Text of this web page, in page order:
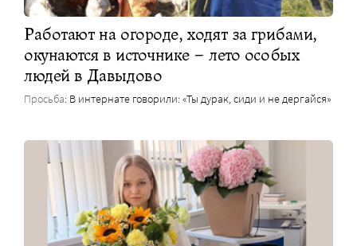
Работают на огороде, ходят за грибами,
окунаются в источнике – лето особых
людей в Давыдово
Просьба: В интернате говорили: «Ты дурак, сиди и не дергайся»